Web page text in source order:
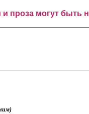
проза могут быть